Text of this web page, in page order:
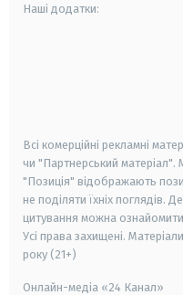
Наші додатки:
Всі комерційні рекламні
чи "Партнерський матеріал".
"Позиція" відображають
не поділяти їхніх поглядів.
цитування можна
Усі права захищені.
року (21+)
Онлайн-медіа «24 Канал»